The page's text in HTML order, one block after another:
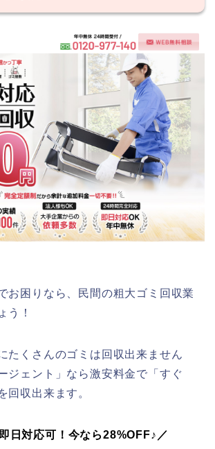
お困りなら、民間の粗大ゴミ回収業
う！
たくさんのゴミは回収出来ません
ジェント」なら激安料金で「すぐ
回収出来ます。
日対応可！今なら28%OFF♪／